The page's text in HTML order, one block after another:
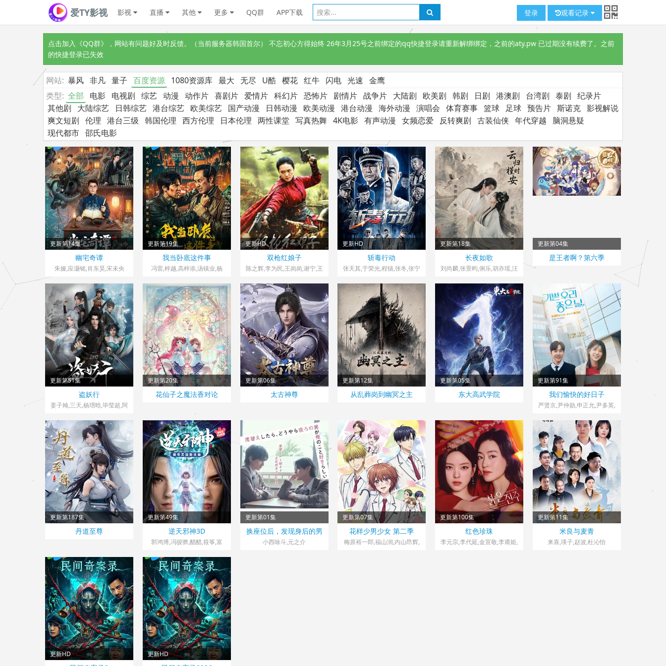
爱TY影视 影视 直播 其他 更多 QQ群 APP下载 登录 观看记录
点击加入《QQ群》
，网站有问题好及时反馈。（当前服务器韩国首尔） 不忘初心方得始终 26年3月25号之前绑定的qq快捷登录请重新解绑绑定，之前的aty.pw 已过期没有续费了。之前
的快捷登录已失效
网站: 暴风 非凡 量子 百度资源 1080资源库 最大 无尽 U酷 樱花 红牛 闪电 光速 金鹰
类型: 全部 电影 电视剧 综艺 动漫 动作片 喜剧片 爱情片 科幻片 恐怖片 剧情片 战争片 大陆剧 欧美剧 韩剧 日剧 港澳剧 台湾剧 泰剧 纪录片
其他剧
大陆综艺 日韩综艺 港台综艺 欧美综艺 国产动漫 日韩动漫 欧美动漫 港台动漫 海外动漫 演唱会 体育赛事 篮球 足球 预告片 斯诺克 影视解说
爽文短剧 伦理 港台三级 韩国伦理 西方伦理 日本伦理 两性课堂 写真热舞 4K电影 有声动漫 女频恋爱 反转爽剧 古装仙侠 年代穿越
脑洞悬疑
现代都市 邵氏电影
更新第14集
中国大陆> 大陆剧
2026 导演：纪易达
幽宅奇谭
朱娅,应灏铭,肖东昊,宋未央
更新第19集
中国大陆> 大陆剧
2026 导演：任江涛
我当卧底这件事
冯雷,梓越,高梓添,汤镇业,杨
更新HD
中国大陆> 战争片
2026 导演：王红舟
双枪红娘子
陈之辉,李为民,王岗岗,谢宁,王
雄,邱晨阳
更新HD
中国大陆> 剧情片
2026 导演：姜艺声
斩毒行动
张天其,于荣光,程镇,张冬,张宁
纵昕芸,赵雷棋,池程,杨恒,左腾
云,姜艺声,张瑞雪,琪格,雷景
铄,黄信纲,胡笑源,贾紫倩,孙祎
彤,董轩妤,王依宁
更新第18集
中国大陆> 大陆剧
2026 导演：刘浩南
长夜如歌
刘尚麟,张景昀,俐乐,胡亦瑶,汪
更新第04集
中国大陆> 国产动漫
是王者啊？第六季
更新第51集
大陆> 国产动漫
2026 导演：李廷赫
盗妖行
姜子翰,三天,杨瑨晗,毕莹超,阿
菲,刘李桥,家明,康潇文
更新第20集
中国大陆> 国产动漫
花仙子之魔法香对论
更新第06集
国产> 国产动漫
太古神尊
更新第12集
国产> 国产动漫
从乱葬岗到幽冥之主
更新第05集
中国大陆> 国产动漫
东大高武学院
更新第91集
韩国> 韩剧
2026 导演：李在尚
我们愉快的好日子
严贤京,尹仲勋,申正允,尹多英,
京,李商淑,郑孝彬,李家豪,郑永
琡
更新第187集
中国大陆> 国产动漫
丹道至尊
更新第49集
中国大陆> 国产动漫
2023
逆天邪神3D
郭鸿博,冯骏骅,醋醋,筱筝,富
更新第01集
日本> 日剧
2026 导演：中山佳香,奈良优
换座位后，发现身后的男
生好像喜欢我
小西咏斗,元之介
更新第07集
日本> 日韩动漫
2026 导演：竹村菜月
花样少男少女 第二季
梅原裕一郎,福山润,内山昂辉,
更新第100集
韩国> 韩剧
2026
红色珍珠
李元宗,李代延,金宣敬,李甫姫,
更新第11集
中国大陆> 大陆剧
2026 导演：王伟民
米良与麦青
来喜,瑛子,赵波,杜沁怡
更新HD
更新HD